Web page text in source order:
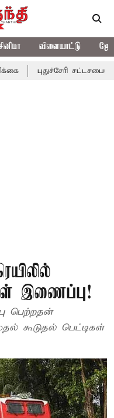
விளையாட்டு
சட்டசபையில் வரும்
இணைப்பு!
பெற்றதன்
கூடுதல் பெட்டிகள்